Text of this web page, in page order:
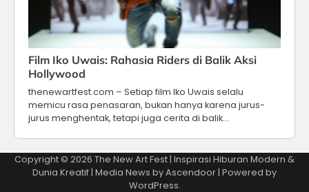
Film Iko Uwais: Rahasia Riders di Balik Aksi
Hollywood
thenewartfest.com – Setiap film Iko Uwais selalu
memicu rasa penasaran, bukan hanya karena jurus-
jurus menghentak, tetapi juga cerita di balik…
Copyright © 2026 The New Art Fest | Inspirasi Hiburan Modern &
Dunia Kreatif| Media News byAscendoor| Powered by
WordPress.